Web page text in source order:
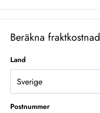
Beräkna fraktkostnad
Land
Postnummer